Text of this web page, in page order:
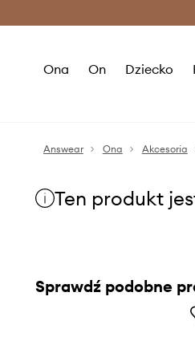
Ona On Dziecko
Answear Ona Akcesoria
Ten produkt
Sprawdź podobne